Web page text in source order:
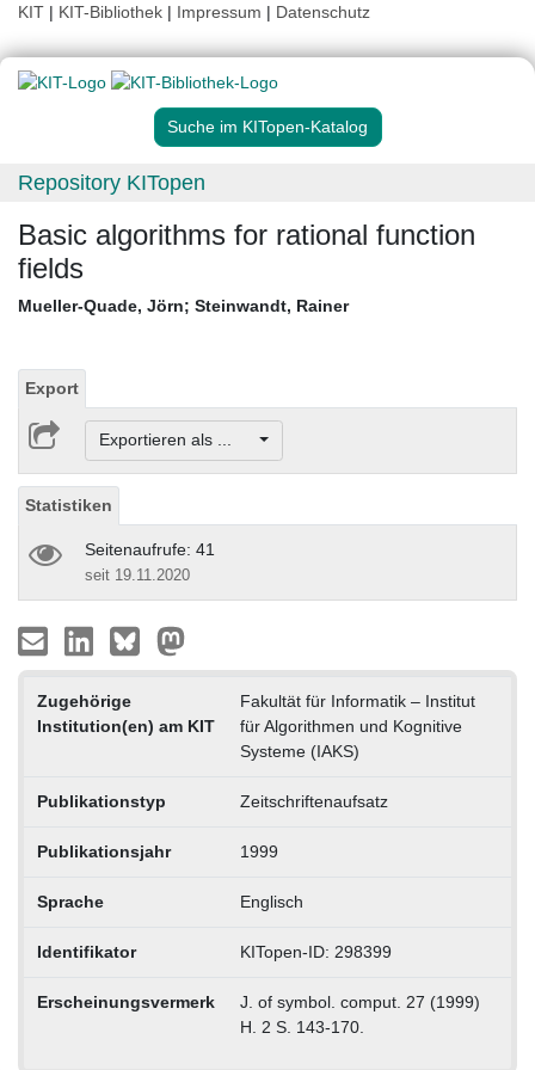
KIT | KIT-Bibliothek | Impressum | Datenschutz
Suche im KITopen-Katalog
Repository KITopen
Basic algorithms for rational function
fields
Mueller-Quade, Jörn; Steinwandt, Rainer
Export
Exportieren als ...
Statistiken
Seitenaufrufe: 41
seit 19.11.2020
Zugehörige
Institution(en) am KIT
Fakultät für Informatik – Institut
für Algorithmen und Kognitive
Systeme (IAKS)
Publikationstyp Zeitschriftenaufsatz
Publikationsjahr 1999
Sprache Englisch
Identifikator KITopen-ID: 298399
Erscheinungsvermerk
J. of symbol. comput. 27 (1999)
H. 2 S. 143-170.